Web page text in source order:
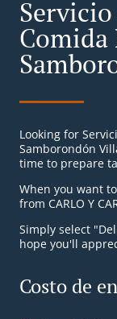
Comida
Looking for
Samborondón
time to prepare
When you want
from CARLO Y
Simply select
hope you'll
Costo de